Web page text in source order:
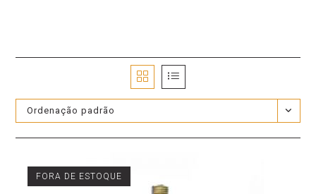
Ordenação padrão
FORA DE ESTOQUE